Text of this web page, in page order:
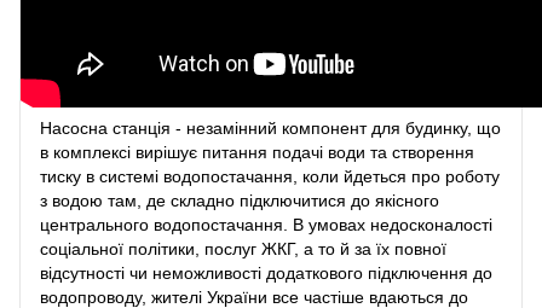
Насосна станція - незамінний компонент для будинку, що
в комплексі вирішує питання подачі води та створення
тиску в системі водопостачання, коли йдеться про роботу
з водою там, де складно підключитися до якісного
центрального водопостачання. В умовах недосконалості
соціальної політики, послуг ЖКГ, а то й за їх повної
відсутності чи неможливості додаткового підключення до
водопроводу, жителі України все частіше вдаються до